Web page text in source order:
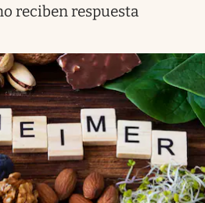
reciben respuesta